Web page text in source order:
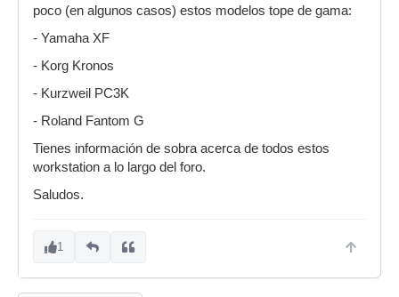
poco (en algunos casos) estos modelos tope de gama:
- Yamaha XF
- Korg Kronos
- Kurzweil PC3K
- Roland Fantom G
Tienes información de sobra acerca de todos estos
workstation a lo largo del foro.
Saludos.
1